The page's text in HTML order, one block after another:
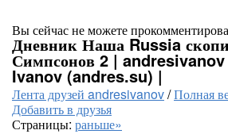
Вы сейчас не можете
Дневник Наша Russia
Симпсонов 2 |
Ivanov (andres.su) |
Лента друзей andresivanov/Полная
Добавить в друзья
Страницы: раньше»